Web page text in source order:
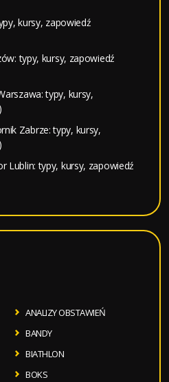
kursy, zapowiedź
typy, kursy, zapowiedź
typy, kursy,
Zabrze: typy, kursy,
Lublin: typy, kursy, zapowiedź
ANALIZY OBSTAWIEŃ
BANDY
BIATHLON
BOKS